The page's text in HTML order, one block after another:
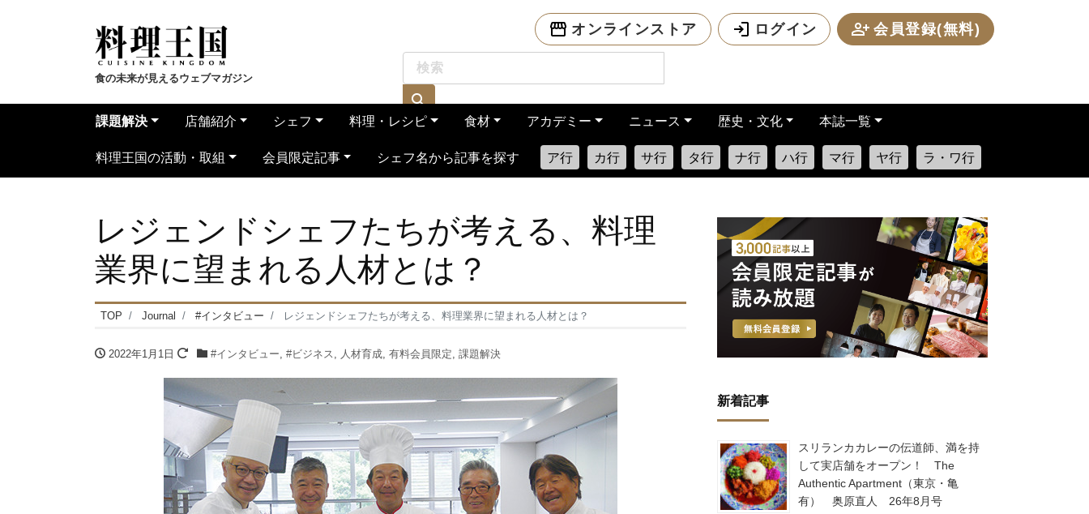
食の未来が見えるウェブマガジン
オンラインストア ログイン 会員登録(無料)
課題解決 店舗紹介 シェフ 料理・レシピ 食材 アカデミー ニュース 歴史・文化 本誌一覧
料理王国の活動・取組 会員限定記事 シェフ名から記事を探す ア行 カ行 サ行 タ行 ナ行 ハ行 マ行 ヤ行 ラ・ワ行
レジェンドシェフたちが考える、料理
業界に望まれる人材とは？
TOP Journal #インタビュー レジェンドシェフたちが考える、料理業界に望まれる人材とは？
2022年1月1日 #インタビュー, #ビジネス, 人材育成, 有料会員限定, 課題解決
新着記事
スリランカカレーの伝道師、満を持
して実店舗をオープン！ The
Authentic Apartment（東京・亀
有） 奥原直人 26年8月号